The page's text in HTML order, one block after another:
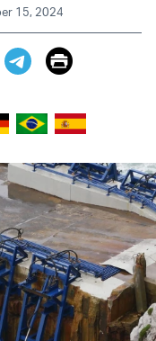
15, 2024
Print